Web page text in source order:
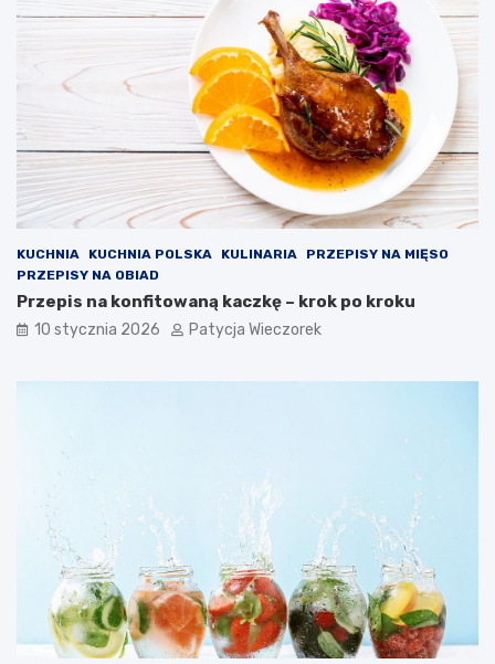
KUCHNIA KUCHNIA POLSKA KULINARIA
PRZEPISY NA MIĘSO
PRZEPISY NA OBIAD
Przepis na konfitowaną kaczkę – krok po kroku
10 stycznia 2026 Patycja Wieczorek